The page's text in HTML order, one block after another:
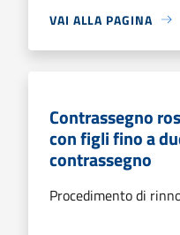
VAI ALLA PAGINA
Contrassegno
con figli fino a
contrassegno
Procedimento di